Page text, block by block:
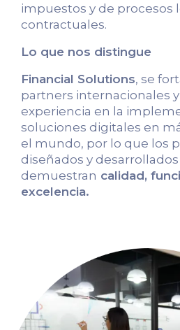
impuestos y de procesos
contractuales.
Lo que nos distingue
Financial Solutions, se
partners internacionales
experiencia en la
soluciones digitales en
el mundo, por lo que los
diseñados y desarrollados
demuestran calidad,
excelencia.